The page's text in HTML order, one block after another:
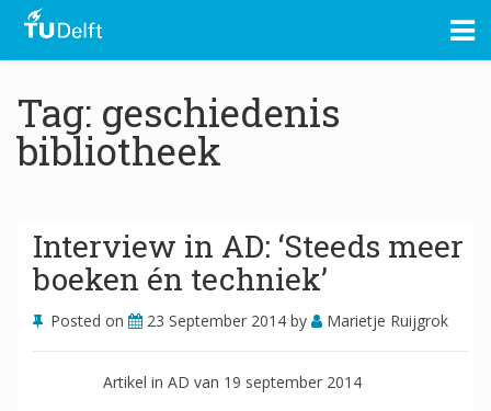
Tag: geschiedenis
bibliotheek
Interview in AD: ‘Steeds meer
boeken én techniek’
Posted on 23 September 2014 by Marietje Ruijgrok
Artikel in AD van 19 september 2014